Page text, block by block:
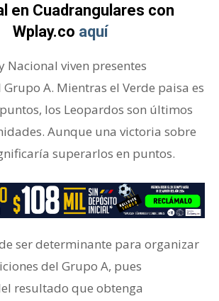
en Cuadrangulares con
Wplay.co aquí
Nacional viven presentes
A. Mientras el Verde paisa es
los Leopardos son últimos
Aunque una victoria sobre
superarlos en puntos.
ser determinante para organizar
del Grupo A, pues
resultado que obtenga